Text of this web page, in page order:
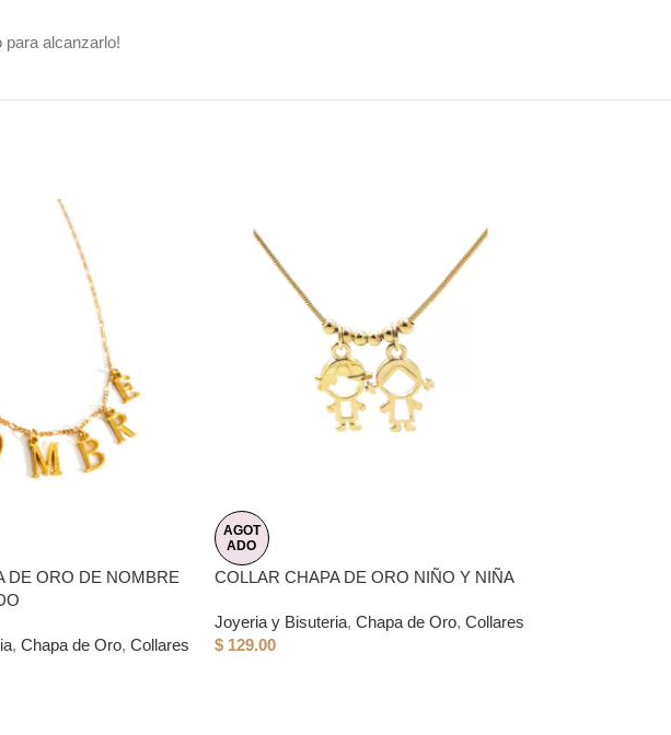
para alcanzarlo!
DE ORO DE NOMBRE
, Chapa de Oro, Collares
AGOT
ADO
COLLAR CHAPA DE ORO NIÑO Y NIÑA
Joyeria y Bisuteria, Chapa de Oro, Collares
$129.00